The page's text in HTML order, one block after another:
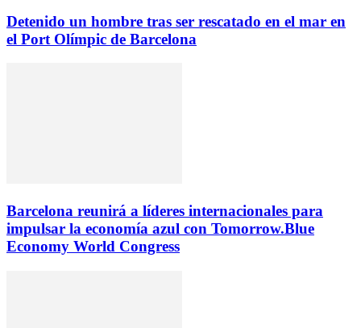
Detenido un hombre tras ser rescatado en el mar en
el Port Olímpic de Barcelona
Barcelona reunirá a líderes internacionales para
impulsar la economía azul con Tomorrow.Blue
Economy World Congress